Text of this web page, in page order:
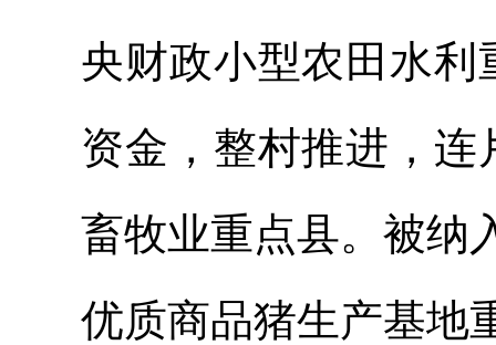
央财政小型农田水利
资金，整村推进，
畜牧业重点县。被纳
优质商品猪生产基地